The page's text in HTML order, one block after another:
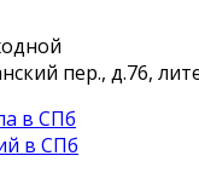
пер., д.76,
в СПб
в СПб